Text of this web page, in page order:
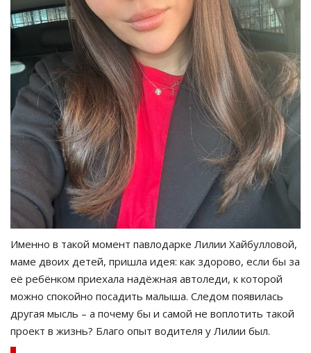
Именно в такой момент павлодарке Лилии Хайбулловой,
маме двоих детей, пришла идея: как здорово, если бы за
её ребёнком приехала надёжная автоледи, к которой
можно спокойно посадить малыша. Следом появилась
другая мысль – а почему бы и самой не воплотить такой
проект в жизнь? Благо опыт водителя у Лилии был.